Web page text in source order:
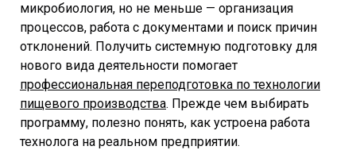
микробиология, но не меньше — организация
процессов, работа с документами и поиск причин
отклонений. Получить системную подготовку для
нового вида деятельности помогает
профессиональная переподготовка по технологии
пищевого производства. Прежде чем выбирать
программу, полезно понять, как устроена работа
технолога на реальном предприятии.